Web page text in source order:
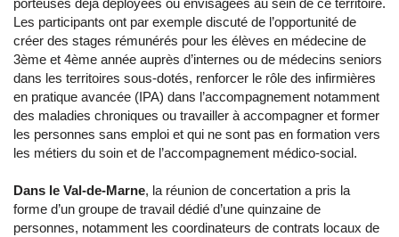
porteuses déjà déployées ou envisagées au sein de ce territoire.
Les participants ont par exemple discuté de l’opportunité de
créer des stages rémunérés pour les élèves en médecine de
3ème et 4ème année auprès d’internes ou de médecins seniors
dans les territoires sous-dotés, renforcer le rôle des infirmières
en pratique avancée (IPA) dans l’accompagnement notamment
des maladies chroniques ou travailler à accompagner et former
les personnes sans emploi et qui ne sont pas en formation vers
les métiers du soin et de l’accompagnement médico-social.
Dans le Val-de-Marne, la réunion de concertation a pris la
forme d’un groupe de travail dédié d’une quinzaine de
personnes, notamment les coordinateurs de contrats locaux de